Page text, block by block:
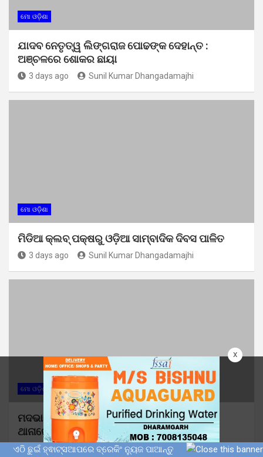
x
ମୋ ଓଡ଼ିଶା
ଯାଦବ ନେତୃତ୍ୱ ଲିଙ୍ଗରାଜ ପୋଢଙ୍କ ଦେହାନ୍ତ :
ଅଞ୍ଚଳରେ ଶୋକର ଛାୟା
3 days ago Sunil Kumar Dhangadamajhi
ମୋ ଓଡ଼ିଶା
ମିଡିଆ କ୍ଲବ୍ ପକ୍ଷରୁ ଓଡ଼ିଆ ସାମ୍ବାଦିକ ଦିବସ ପାଳିତ
3 days ago Sunil Kumar Dhangadamajhi
ମୋ ଓଡ଼ିଶା
ମଦଭାଟିରେ ବେଆଇନ ମଦ ପ୍ରସ୍ତୁତି ନେଇ ବୁଗୁଡା
ଥାନାରେ ଅଭିଯୋଗ
3 days ago Sunil Kumar Dhangadamajhi
ଏଠି ଛୁଇଁ ହ୍ଵାଟ୍ସଆପରେ ବ୍ରେକିଂ ନ୍ୟୁଜ ପାଆନ୍ତୁ